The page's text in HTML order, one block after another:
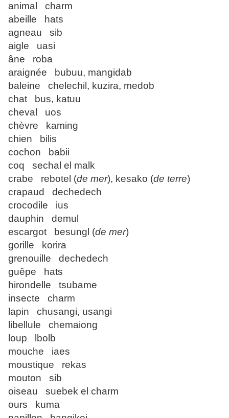
animal charm
abeille hats
agneau sib
aigle uasi
âne roba
araignée bubuu, mangidab
baleine chelechil, kuzira, medob
chat bus, katuu
cheval uos
chèvre kaming
chien bilis
cochon babii
coq sechal el malk
crabe rebotel (de mer), kesako (de terre)
crapaud dechedech
crocodile ius
dauphin demul
escargot besungl (de mer)
gorille korira
grenouille dechedech
guêpe hats
hirondelle tsubame
insecte charm
lapin chusangi, usangi
libellule chemaiong
loup lbolb
mouche iaes
moustique rekas
mouton sib
oiseau suebek el charm
ours kuma